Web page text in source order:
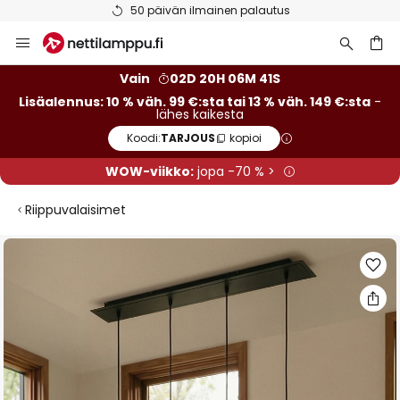
50 päivän ilmainen palautus
to
Vain
02D 20H 06M 40S
Lisäalennus: 10 % väh. 99 €:sta tai 13 % väh. 149 €:sta -
lähes kaikesta
Koodi:TARJOUS kopioi
WOW-viikko:jopa -70 % >
Riippuvalaisimet
Skip
of
the
images